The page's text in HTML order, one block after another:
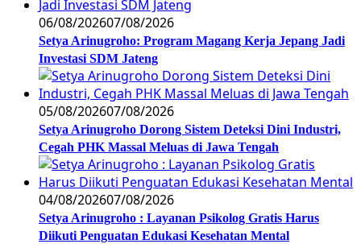
06/08/202607/08/2026
Setya Arinugroho: Program Magang Kerja Jepang Jadi
Investasi SDM Jateng
05/08/202607/08/2026
Setya Arinugroho Dorong Sistem Deteksi Dini Industri,
Cegah PHK Massal Meluas di Jawa Tengah
04/08/202607/08/2026
Setya Arinugroho : Layanan Psikolog Gratis Harus
Diikuti Penguatan Edukasi Kesehatan Mental